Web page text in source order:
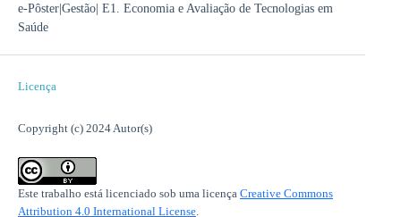
e-Pôster|Gestão| E1. Economia e Avaliação de Tecnologias em
Saúde
Licença
Copyright (c) 2024 Autor(s)
Este trabalho está licenciado sob uma licença Creative Commons
Attribution 4.0 International License.